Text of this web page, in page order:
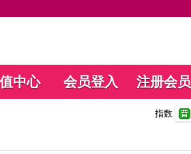
中心 会员登入 注册会员
指数